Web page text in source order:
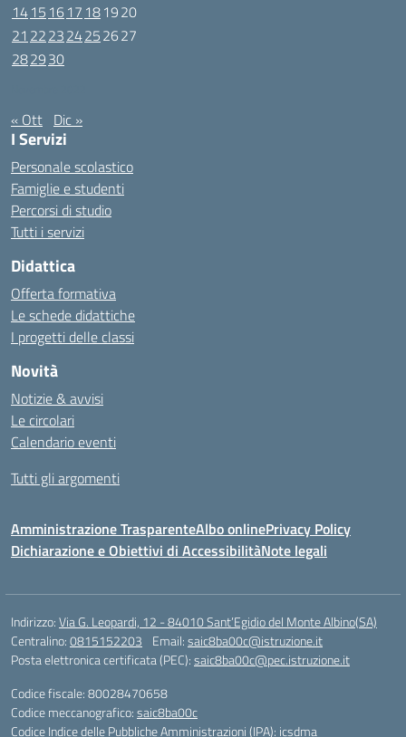
1415 1617 181920
21 222324252627
282930
« Ott Dic »
I Servizi
Personale scolastico
Famiglie e studenti
Percorsi di studio
Tutti i servizi
Didattica
Offerta formativa
Le schede didattiche
I progetti delle classi
Novità
Notizie & avvisi
Le circolari
Calendario eventi
Tutti gli argomenti
Amministrazione TrasparenteAlbo onlinePrivacy Policy
Dichiarazione e Obiettivi di AccessibilitàNote legali
Indirizzo:Via G. Leopardi, 12 - 84010 Sant’Egidio del Monte Albino(SA)
Centralino:0815152203 Email:saic8ba00c@istruzione.it
Posta elettronica certificata (PEC):saic8ba00c@pec.istruzione.it
Codice fiscale: 80028470658
Codice meccanografico:saic8ba00c
Codice Indice delle Pubbliche Amministrazioni (IPA): icsdma